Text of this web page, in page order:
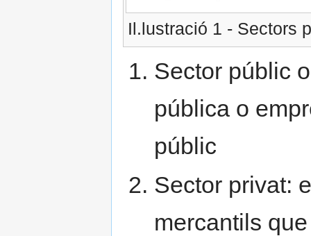
Il.lustració 1 - Sectors
Sector públic
pública o
públic
Sector privat:
mercantils